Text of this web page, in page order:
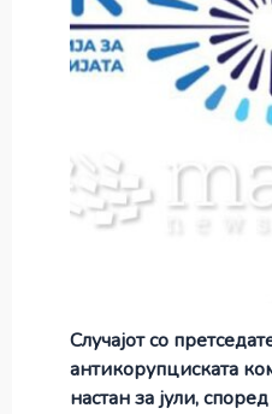
Случајот со
антикорупциската
настан за јули,